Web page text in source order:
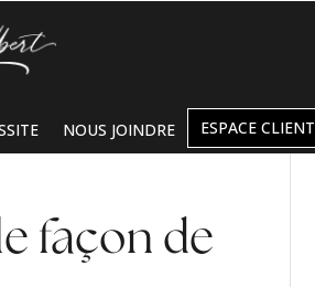
NOUS JOINDRE ESPACE CLIENT
façon de